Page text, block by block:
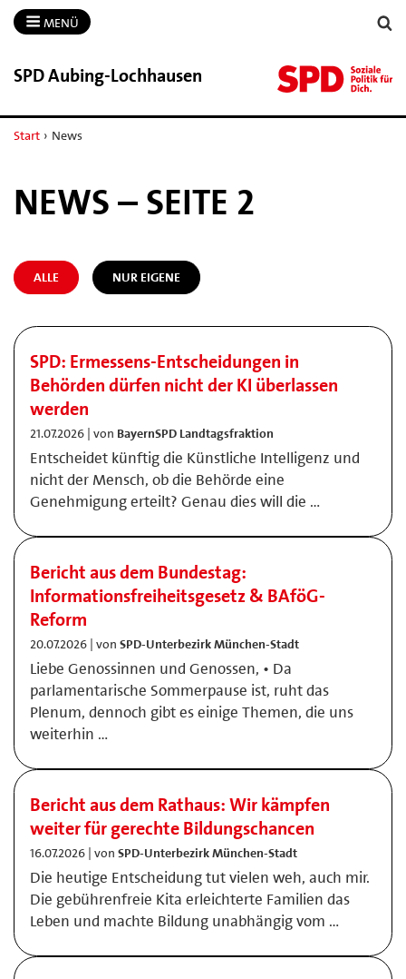
MENÜ
SPD Aubing-​Lochhausen
Start › News
NEWS – SEITE 2
ALLE NUR EIGENE
SPD: Ermessens-Entscheidungen in
Behörden dürfen nicht der KI überlassen
werden
21.07.2026 | von BayernSPD Landtagsfraktion
Entscheidet künftig die Künstliche Intelligenz und
nicht der Mensch, ob die Behörde eine
Genehmigung erteilt? Genau dies will die …
Bericht aus dem Bundestag:
Informationsfreiheitsgesetz & BAföG-
Reform
20.07.2026 | von SPD-Unterbezirk München-Stadt
Liebe Genossinnen und Genossen, • Da
parlamentarische Sommerpause ist, ruht das
Plenum, dennoch gibt es einige Themen, die uns
weiterhin …
Bericht aus dem Rathaus: Wir kämpfen
weiter für gerechte Bildungschancen
16.07.2026 | von SPD-Unterbezirk München-Stadt
Die heutige Entscheidung tut vielen weh, auch mir.
Die gebührenfreie Kita erleichterte Familien das
Leben und machte Bildung unabhängig vom …